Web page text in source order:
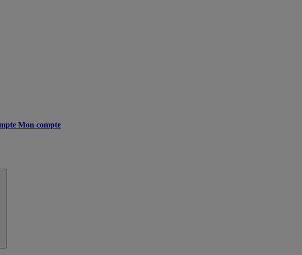
Mon compte